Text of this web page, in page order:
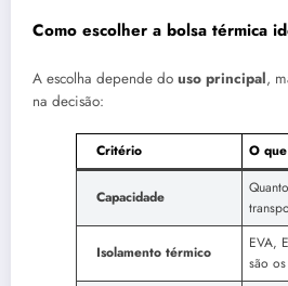
Como escolher a bolsa térmica
A escolha depende do uso principal,
na decisão:
Critério O
Capacidade
Isolamento térmico
EVA,
são